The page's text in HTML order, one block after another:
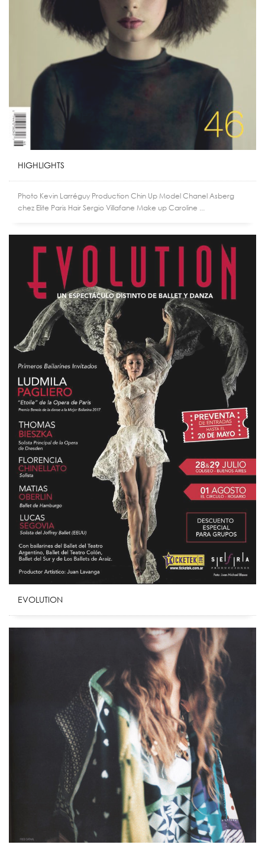
HIGHLIGHTS
Photo Kevin Larréguy Production Chin Up Model Chanel Asberg
chez Elite Paris Hair Sergio Villafane Make up Caroline ...
EVOLUTION